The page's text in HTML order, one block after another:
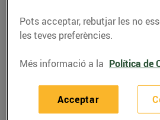
Trucs per fer
casa
Hi ha moltes maneres de gaudir
Pots acceptar, rebutjar les no
les teves preferències.
Més informació a la Política de
Acceptar